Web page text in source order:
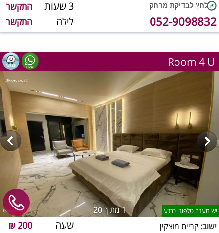
3 שעות התקשר
לילה התקשר 052-9098832
Room 4 U
1מתוך 20 יש מענה טלפוני כרגע
שעה 200 ₪ ישוב: קריית מוצקין